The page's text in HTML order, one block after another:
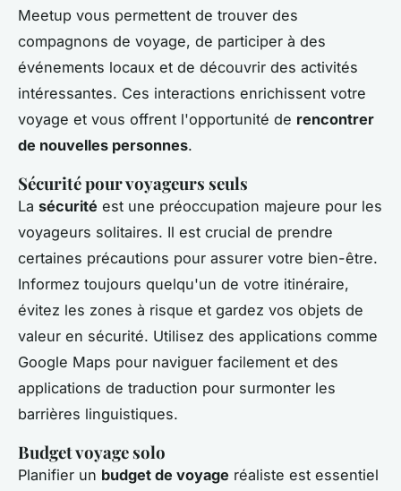
Meetup vous permettent de trouver des
compagnons de voyage, de participer à des
événements locaux et de découvrir des activités
intéressantes. Ces interactions enrichissent votre
voyage et vous offrent l'opportunité de rencontrer
de nouvelles personnes.
Sécurité pour voyageurs seuls
La sécurité est une préoccupation majeure pour les
voyageurs solitaires. Il est crucial de prendre
certaines précautions pour assurer votre bien-être.
Informez toujours quelqu'un de votre itinéraire,
évitez les zones à risque et gardez vos objets de
valeur en sécurité. Utilisez des applications comme
Google Maps pour naviguer facilement et des
applications de traduction pour surmonter les
barrières linguistiques.
Budget voyage solo
Planifier un budget de voyage réaliste est essentiel